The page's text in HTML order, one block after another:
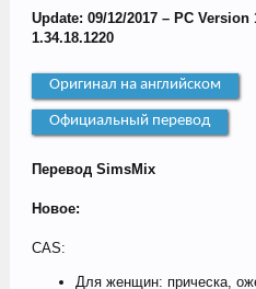
Update: 09/12/2017 – PC
1.34.18.1220
Оригинал на английском
Официальный перевод
Перевод SimsMix
Новое:
CAS:
Для женщин: прическа,